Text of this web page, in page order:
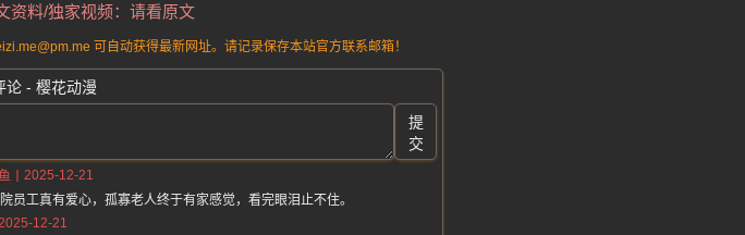
资料/独家视频：请看原文
可自动获得最新网址。请记录保存本站官方联系邮箱！
论 - 樱花动漫
提
交
2025-12-21
工真有爱心，孤寡老人终于有家感觉，看完眼泪止不住。
12-21